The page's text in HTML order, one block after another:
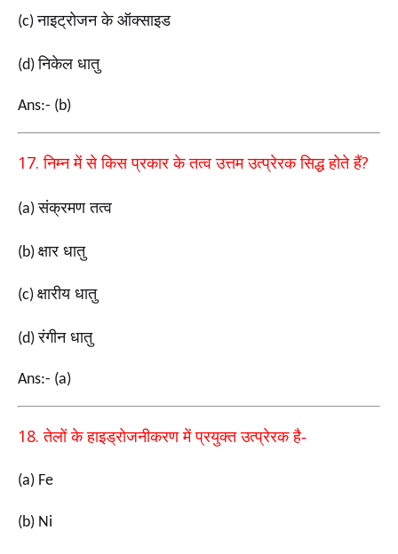
(c)नाइट्रोजन के ऑक्साइड
(d)निकेल धातु
Ans:- (b)
17.निम्न में से किस प्रकार के तत्व उत्तम उत्प्रेरक सिद्ध होते हैं?
(a)संक्रमण तत्व
(b) क्षार धातु
(c) क्षारीय धातु
(d)रंगीन धातु
Ans:- (a)
18.तेलों के हाइड्रोजनीकरण में प्रयुक्त उत्प्रेरक है-
(a) Fe
(b) Ni